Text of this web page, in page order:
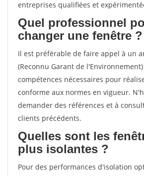
entreprises qualifiées et
Quel professionnel
changer une fenêtre ?
Il est préférable de faire appel à un
(Reconnu Garant de
compétences nécessaires pour
conforme aux normes en vigueur.
demander des références et à
clients précédents.
Quelles sont les
plus isolantes ?
Pour des performances d'isolation